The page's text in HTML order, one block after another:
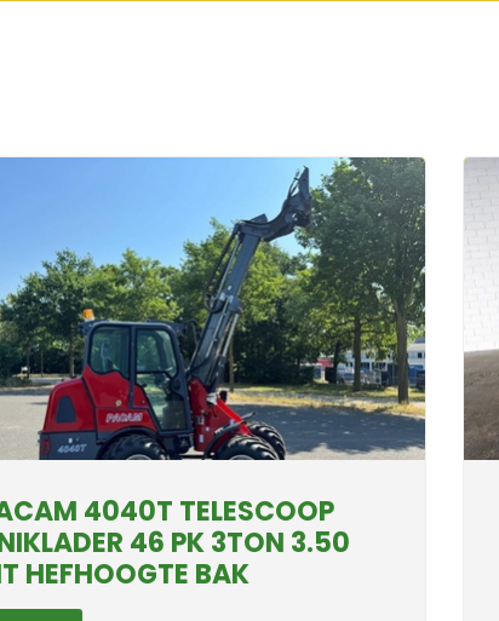
4040T TELESCOOP
46 PK 3TON 3.50
HEFHOOGTE BAK